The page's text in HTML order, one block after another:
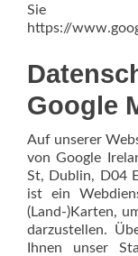
Sie
https://
Google
Auf unserer
von Google
St, Dublin, D04
ist ein
(Land-)Karten,
darzustellen.
Ihnen unser